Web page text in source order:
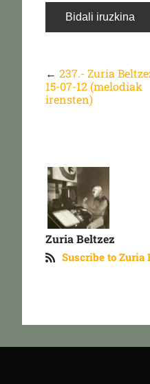
← 237.- Zuria
15-07-12 (melodiak
irensten)
Zuria Beltzez
Suscribe to Zuria